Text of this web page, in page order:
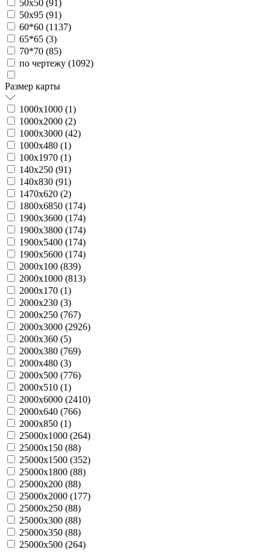
50х50 (91)
50х95 (91)
60*60 (1137)
65*65 (3)
70*70 (85)
по чертежу (1092)
Размер карты
1000х1000 (1)
1000х2000 (2)
1000х3000 (42)
1000х480 (1)
100х1970 (1)
140х250 (91)
140х830 (91)
1470х620 (2)
1800х6850 (174)
1900х3600 (174)
1900х3800 (174)
1900х5400 (174)
1900х5600 (174)
2000х100 (839)
2000х1000 (813)
2000х170 (1)
2000х230 (3)
2000х250 (767)
2000х3000 (2926)
2000х360 (5)
2000х380 (769)
2000х480 (3)
2000х500 (776)
2000х510 (1)
2000х6000 (2410)
2000х640 (766)
2000х850 (1)
25000х1000 (264)
25000х150 (88)
25000х1500 (352)
25000х1800 (88)
25000х200 (88)
25000х2000 (177)
25000х250 (88)
25000х300 (88)
25000х350 (88)
25000х500 (264)